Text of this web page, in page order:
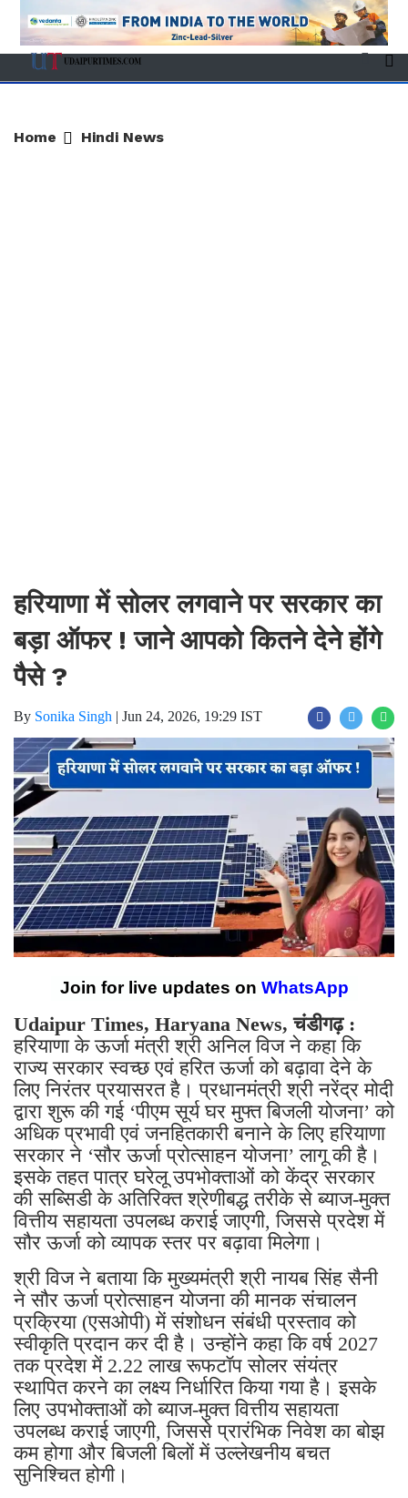
Home Hindi News
हरियाणा में सोलर लगवाने पर सरकार का
बड़ा ऑफर ! जाने आपको कितने देने होंगे
पैसे ?
By Sonika Singh | Jun 24, 2026, 19:29 IST
Join for live updates on WhatsApp
Udaipur Times, Haryana News, चंडीगढ़ :
हरियाणा के ऊर्जा मंत्री श्री अनिल विज ने कहा कि
राज्य सरकार स्वच्छ एवं हरित ऊर्जा को बढ़ावा देने के
लिए निरंतर प्रयासरत है। प्रधानमंत्री श्री नरेंद्र मोदी
द्वारा शुरू की गई ‘पीएम सूर्य घर मुफ्त बिजली योजना’ को
अधिक प्रभावी एवं जनहितकारी बनाने के लिए हरियाणा
सरकार ने ‘सौर ऊर्जा प्रोत्साहन योजना’ लागू की है।
इसके तहत पात्र घरेलू उपभोक्ताओं को केंद्र सरकार
की सब्सिडी के अतिरिक्त श्रेणीबद्ध तरीके से ब्याज-मुक्त
वित्तीय सहायता उपलब्ध कराई जाएगी, जिससे प्रदेश में
सौर ऊर्जा को व्यापक स्तर पर बढ़ावा मिलेगा।
श्री विज ने बताया कि मुख्यमंत्री श्री नायब सिंह सैनी
ने सौर ऊर्जा प्रोत्साहन योजना की मानक संचालन
प्रक्रिया (एसओपी) में संशोधन संबंधी प्रस्ताव को
स्वीकृति प्रदान कर दी है। उन्होंने कहा कि वर्ष 2027
तक प्रदेश में 2.22 लाख रूफटॉप सोलर संयंत्र
स्थापित करने का लक्ष्य निर्धारित किया गया है। इसके
लिए उपभोक्ताओं को ब्याज-मुक्त वित्तीय सहायता
उपलब्ध कराई जाएगी, जिससे प्रारंभिक निवेश का बोझ
कम होगा और बिजली बिलों में उल्लेखनीय बचत
सुनिश्चित होगी।